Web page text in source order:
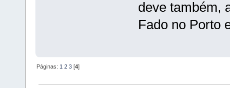
deve também,
Fado no Porto
Páginas: 1 2 3 [4]